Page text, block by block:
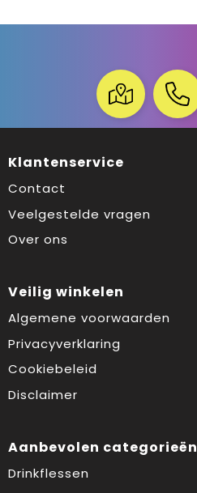
Klantenservice
Contact
Veelgestelde vragen
Over ons
Veilig winkelen
Algemene voorwaarden
Privacyverklaring
Cookiebeleid
Disclaimer
Aanbevolen categorieën
Drinkflessen